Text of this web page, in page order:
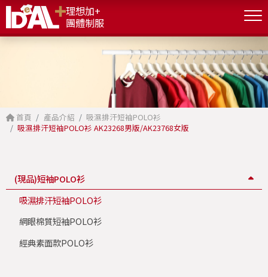
理想加+
團體制服
首頁 產品介紹
吸濕排汗短袖POLO衫
吸濕排汗短袖POLO衫 AK23268男版/AK23768女版
(現品)短袖POLO衫
吸濕排汗短袖POLO衫
網眼棉質短袖POLO衫
經典素面款POLO衫